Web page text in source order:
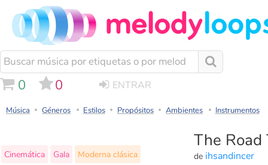
0 0 ENTRAR
Música Géneros Estilos Propósitos Ambientes Instrumentos
The Road
de ihsandincer
Cinemática Gala
Moderna clásica